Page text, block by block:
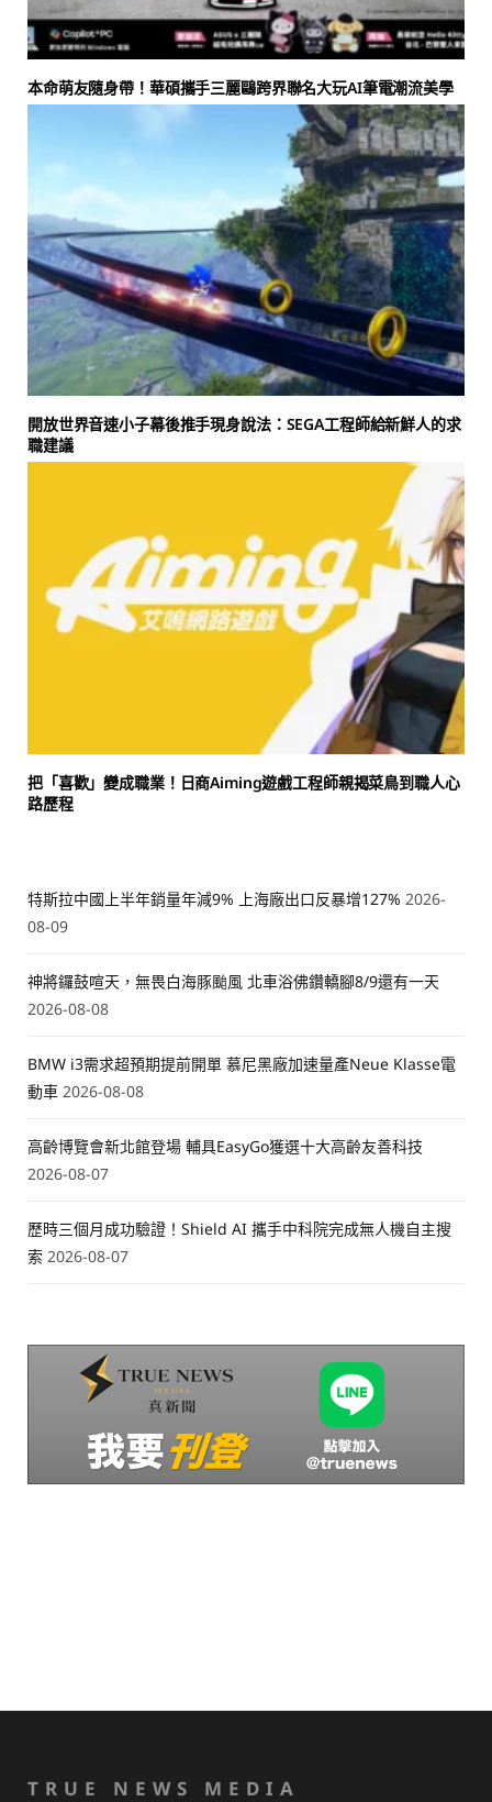
本命萌友隨身帶！華碩攜手三麗鷗跨界聯名大玩AI筆電潮流美學
開放世界音速小子幕後推手現身說法：SEGA工程師給新鮮人的求
職建議
把「喜歡」變成職業！日商Aiming遊戲工程師親揭菜鳥到職人心
路歷程
特斯拉中國上半年銷量年減9% 上海廠出口反暴增127% 2026-
08-09
神將鑼鼓喧天，無畏白海豚颱風 北車浴佛鑽轎腳8/9還有一天
2026-08-08
BMW i3需求超預期提前開單 慕尼黑廠加速量產Neue Klasse電
動車 2026-08-08
高齡博覽會新北館登場 輔具EasyGo獲選十大高齡友善科技
2026-08-07
歷時三個月成功驗證！Shield AI 攜手中科院完成無人機自主搜
索 2026-08-07
TRUE NEWS MEDIA